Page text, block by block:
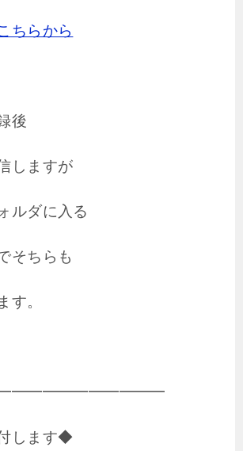
ちらから
後
しますが
ルダに入る
そちらも
す。
します◆